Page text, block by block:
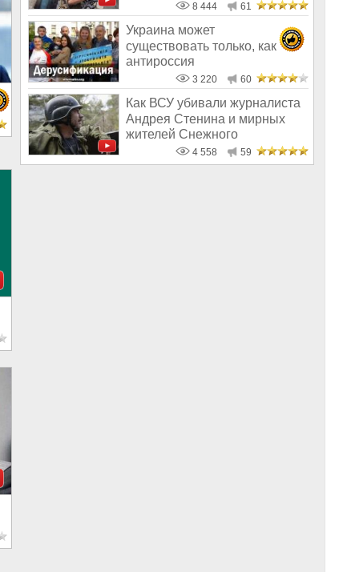
8 444 61
Украина может
существовать только, как
антироссия
3 220 60
Как ВСУ убивали журналиста
Андрея Стенина и мирных
жителей Снежного
4 558 59